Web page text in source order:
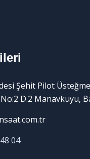
Şehit Pilot
D.2 Manavkuyu,
04